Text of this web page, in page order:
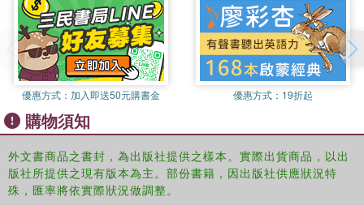
優惠方式： 加入即送50元購書金 優惠方式： 19折起
購物須知
外文書商品之書封，為出版社提供之樣本。實際出貨商品，以出
版社所提供之現有版本為主。部份書籍，因出版社供應狀況特
殊，匯率將依實際狀況做調整。